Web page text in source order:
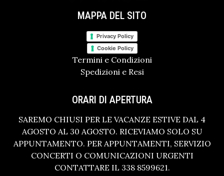
MAPPA DEL SITO
Privacy Policy
Cookie Policy
Termini e Condizioni
Spedizioni e Resi
ORARI DI APERTURA
SAREMO CHIUSI PER LE VACANZE ESTIVE DAL 4
AGOSTO AL 30 AGOSTO. RICEVIAMO SOLO SU
APPUNTAMENTO. PER APPUNTAMENTI, SERVIZIO
CONCERTI O COMUNICAZIONI URGENTI
CONTATTARE IL 338 8599621.